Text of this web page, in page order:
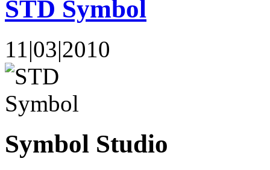
STD Symbol
11|03|2010
Symbol Studio